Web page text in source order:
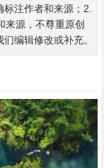
注作者和来源；2.
来源，不尊重原创
编辑修改或补充。